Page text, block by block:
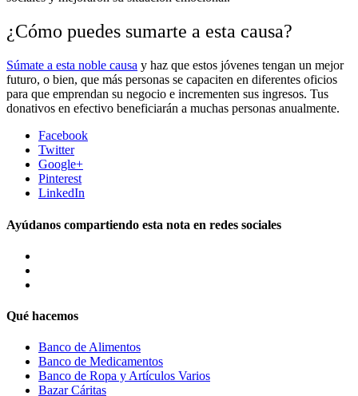
¿Cómo puedes sumarte a esta causa?
Súmate a esta noble causa y haz que estos jóvenes tengan un mejor
futuro, o bien, que más personas se capaciten en diferentes oficios
para que emprendan su negocio e incrementen sus ingresos. Tus
donativos en efectivo beneficiarán a muchas personas anualmente.
Facebook
Twitter
Google+
Pinterest
LinkedIn
Ayúdanos compartiendo esta nota en redes sociales
Qué hacemos
Banco de Alimentos
Banco de Medicamentos
Banco de Ropa y Artículos Varios
Bazar Cáritas